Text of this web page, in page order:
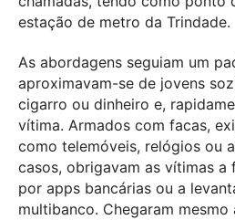
estação de metro da Trindade.
As abordagens seguiam um
aproximavam-se de jovens
cigarro ou dinheiro e,
vítima. Armados com facas,
como telemóveis, relógios ou
casos, obrigavam as vítimas a
por apps bancárias ou a
multibanco. Chegaram mesmo